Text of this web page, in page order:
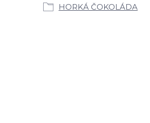
HORKÁ ČOKOLÁDA